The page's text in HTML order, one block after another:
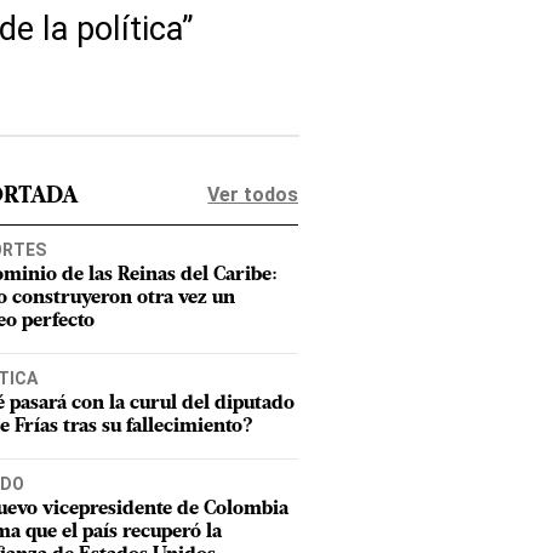
la política”
Ver todos
de las Reinas del Caribe:
construyeron otra vez un
perfecto
pasará con la curul del diputado
Frías tras su fallecimiento?
vicepresidente de Colombia
que el país recuperó la